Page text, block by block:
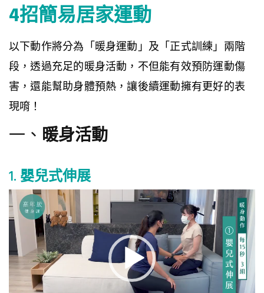
4招簡易居家運動
以下動作將分為「暖身運動」及「正式訓練」兩階
段，透過充足的暖身活動，不但能有效預防運動傷
害，還能幫助身體預熱，讓後續運動擁有更好的表
現唷！
一、 暖身活動
1. 嬰兒式伸展
視
訊
播
放